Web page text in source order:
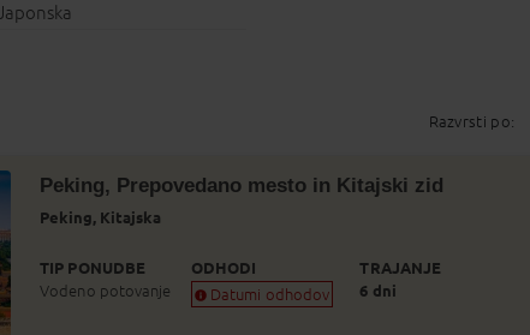
Japonska
Razvrsti po:
Peking, Prepovedano mesto in Kitajski zid
Peking, Kitajska
TIP PONUDBE
Vodeno potovanje
ODHODI
Datumi odhodov
TRAJANJE
6 dni